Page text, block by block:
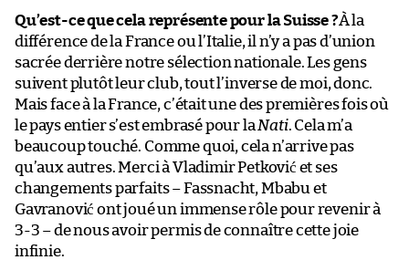
Qu’est-ce que cela représente pour la Suisse ?À la
différence de la France ou l’Italie, il n’y a pas d’union
sacrée derrière notre sélection nationale. Les gens
suivent plutôt leur club, tout l’inverse de moi, donc.
Mais face à la France, c’était une des premières fois où
le pays entier s’est embrasé pour la Nati. Cela m’a
beaucoup touché. Comme quoi, cela n’arrive pas
qu’aux autres. Merci à Vladimir Petković et ses
changements parfaits – Fassnacht, Mbabu et
Gavranović ont joué un immense rôle pour revenir à
3-3 – de nous avoir permis de connaître cette joie
infinie.